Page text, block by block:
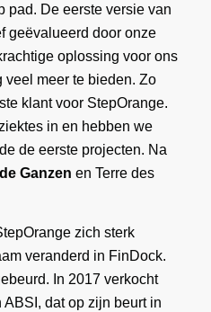
pad. De eerste versie van
geëvalueerd door onze
oplossing voor ons
veel meer te bieden. Zo
klant voor StepOrange.
in en hebben we
de eerste projecten. Na
Ganzen en Terre des
zich sterk
veranderd in FinDock.
In 2017 verkocht
dat op zijn beurt in